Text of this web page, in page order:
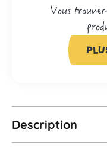
Vous
Description